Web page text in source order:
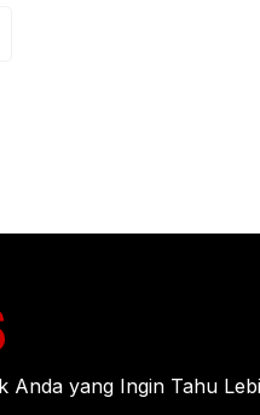
Anda yang Ingin Tahu